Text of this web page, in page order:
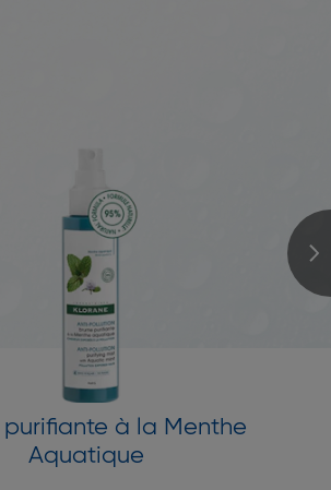
purifiante à la Menthe
Aquatique